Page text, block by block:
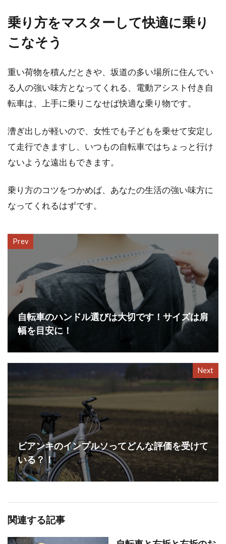
乗り方をマスターして快適に乗り
こなそう
重い荷物を積んだときや、坂道の多い場所に住んでい
る人の強い味方となってくれる、電動アシスト付き自
転車は、上手に乗りこなせば快適な乗り物です。
漕ぎ出しが軽いので、女性でも子どもを乗せて安定し
て走行できますし、いつもの自転車ではちょっと行け
ないような遠出もできます。
乗り方のコツをつかめば、あなたの生活の強い味方に
なってくれるはずです。
Prev
自転車のハンドル選びは大切です！サイズは肩
幅を目安に！
Next
ビアンキのインプルソってどんな評価を受けて
いる？！
関連する記事